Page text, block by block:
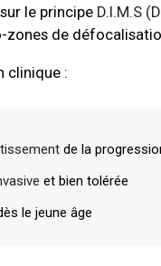
le principe D.I.M.S
de
clinique :
de la
et bien tolérée
le jeune âge